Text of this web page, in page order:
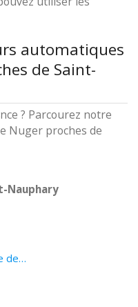
automatiques
de Saint-
? Parcourez notre
Nuger proches de
Nauphary
Banque Nuger Aurillac 9, Place des Carmes